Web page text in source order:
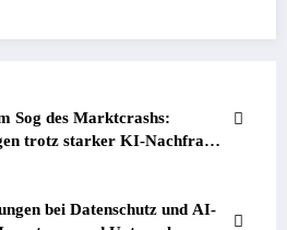
Sog des Marktcrashs:
trotz starker KI-Nachfrage
bei Datenschutz und AI-